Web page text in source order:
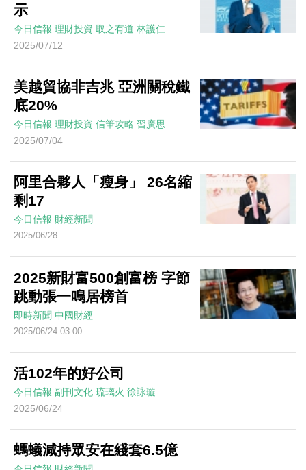
示
今日信報 理財投資 取之有道 林護仁
2025/07/12
美越貿協非吉兆 亞洲關稅鐵
底20%
今日信報 理財投資 信筆攻略 習廣思
2025/07/04
阿里合夥人「瘦身」 26名縮
剩17
今日信報 財經新聞
2025/06/28
2025新財富500創富榜 字節
跳動張一鳴居榜首
即時新聞 中國財經
2025/06/24 03:00
活102年的好公司
今日信報 副刊文化 琉璃火 徐詠璇
2025/06/24
螞蟻減持眾安在綫套6.5億